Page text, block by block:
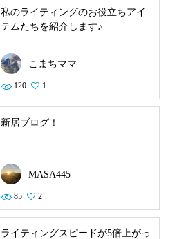
私のライティングのお役立ちアイ
テムたちを紹介します♪
こまちママ
120 1
新居ブログ！
MASA445
85 2
ライティングスピードが5倍上がっ